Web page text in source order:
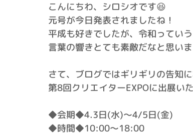
こんにちわ、シロシオです😆
元号が今日発表されましたね！
平成も好きでしたが、令和っていう
言葉の響きとても素敵だなと思い
さて、ブログではギリギリの告知に
第8回クリエイターEXPOに出展い
◆会期◆4.3日(水)〜4/5日(金)
◆時間◆10:00〜18:00